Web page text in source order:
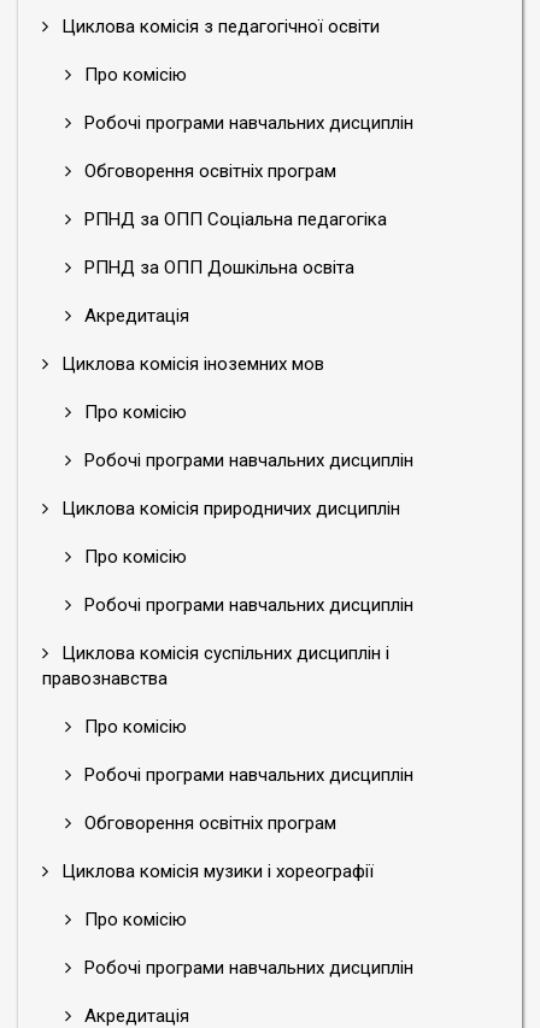
Циклова комісія з педагогічної освіти
Про комісію
Робочі програми навчальних дисциплін
Обговорення освітніх програм
РПНД за ОПП Соціальна педагогіка
РПНД за ОПП Дошкільна освіта
Акредитація
Циклова комісія іноземних мов
Про комісію
Робочі програми навчальних дисциплін
Циклова комісія природничих дисциплін
Про комісію
Робочі програми навчальних дисциплін
Циклова комісія суспільних дисциплін і
правознавства
Про комісію
Робочі програми навчальних дисциплін
Обговорення освітніх програм
Циклова комісія музики і хореографії
Про комісію
Робочі програми навчальних дисциплін
Акредитація